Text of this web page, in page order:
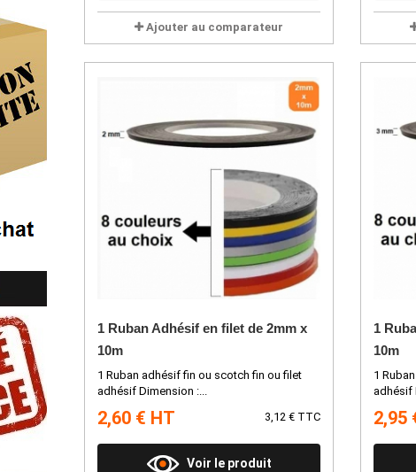
Ajouter au comparateur
1 Ruban Adhésif en filet de 2mm x
10m
1 Ruban adhésif fin ou scotch fin ou filet
adhésif Dimension :...
2,60 € HT 3,12 € TTC
Voir le produit
1
10m
1
adhésif
2,95